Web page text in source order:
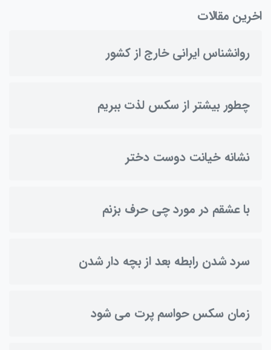
اخرین مقالات
روانشناس ایرانی خارج از کشور
چطور بیشتر از سکس لذت ببریم
نشانه خیانت دوست دختر
با عشقم در مورد چی حرف بزنم
سرد شدن رابطه بعد از بچه دار شدن
زمان سکس حواسم پرت می شود